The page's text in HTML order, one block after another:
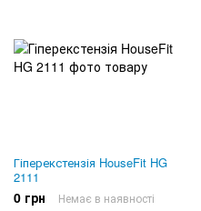
Гіперекстензія HouseFit HG
2111
0 грн Немає в наявності